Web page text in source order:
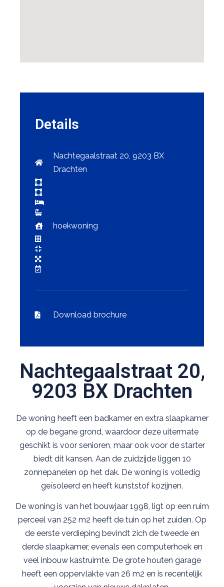
Nachtegaalstraat 20,
9203 BX Drachten
De woning heeft een badkamer en extra slaapkamer
op de begane grond, waardoor deze uitermate
geschikt is voor senioren, maar ook voor de starter
biedt dit kansen. Aan de zuidzijde liggen 10
zonnepanelen op het dak. De woning is volledig
geïsoleerd en heeft kunststof kozijnen.
De woning is van het bouwjaar 1998, ligt op een ruim
perceel van 252 m2 heeft de tuin op het zuiden. Op
de eerste verdieping bevindt zich de tweede en
derde slaapkamer, evenals een computerhoek en
veel inbouw kastruimte. De grote houten garage
heeft een oppervlakte van 26 m2 en is recentelijk
Details
Nachtegaalstraat 20, 9203 BX
Drachten
hoekwoning
Download brochure